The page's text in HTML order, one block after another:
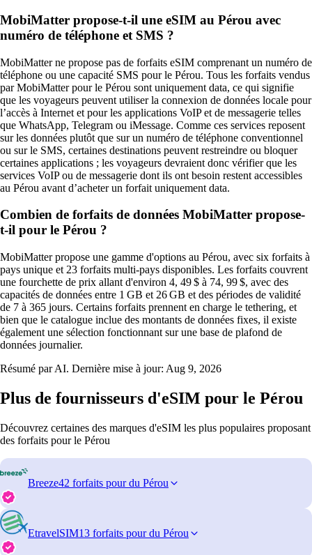
MobiMatter propose-t-il une eSIM au Pérou avec
numéro de téléphone et SMS ?
MobiMatter ne propose pas de forfaits eSIM comprenant un numéro de
téléphone ou une capacité SMS pour le Pérou. Tous les forfaits vendus
par MobiMatter pour le Pérou sont uniquement data, ce qui signifie
que les voyageurs peuvent utiliser la connexion de données locale pour
l’accès à Internet et pour les applications VoIP et de messagerie telles
que WhatsApp, Telegram ou iMessage. Comme ces services reposent
sur les données plutôt que sur un numéro de téléphone conventionnel
ou sur le SMS, certaines destinations peuvent restreindre ou bloquer
certaines applications ; les voyageurs devraient donc vérifier que les
services VoIP ou de messagerie dont ils ont besoin restent accessibles
au Pérou avant d’acheter un forfait uniquement data.
Combien de forfaits de données MobiMatter propose-
t-il pour le Pérou ?
MobiMatter propose une gamme d'options au Pérou, avec six forfaits à
pays unique et 23 forfaits multi-pays disponibles. Les forfaits couvrent
une fourchette de prix allant d'environ 4, 49 $ à 74, 99 $, avec des
capacités de données entre 1 GB et 26 GB et des périodes de validité
de 7 à 365 jours. Certains forfaits prennent en charge le tethering, et
bien que le catalogue inclue des montants de données fixes, il existe
également une sélection fonctionnant sur une base de plafond de
données journalier.
Résumé par AI. Dernière mise à jour: Aug 9, 2026
Plus de fournisseurs d'eSIM pour le Pérou
Découvrez certaines des marques d'eSIM les plus populaires proposant
des forfaits pour le Pérou
Breeze42 forfaits pour du Pérou
EtravelSIM13 forfaits pour du Pérou